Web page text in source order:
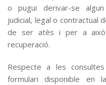
o pugui derivar-se
judicial, legal o contractual
de ser atès i per a això
recuperació.
Respecte a les
formulari disponible en